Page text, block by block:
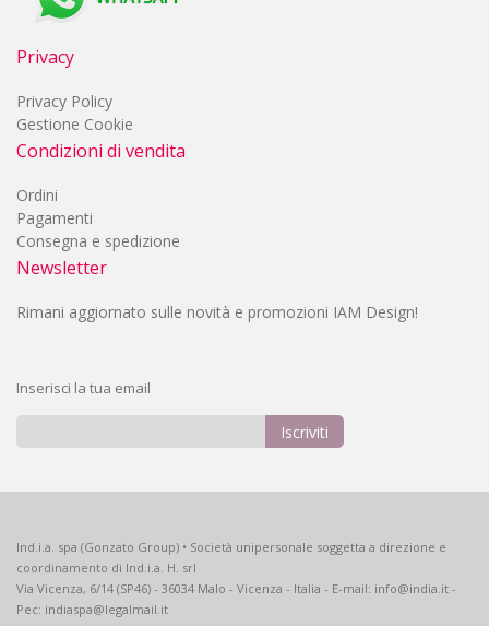
Privacy
Privacy Policy
Gestione Cookie
Condizioni di vendita
Ordini
Pagamenti
Consegna e spedizione
Newsletter
Rimani aggiornato sulle novità e promozioni IAM Design!
Inserisci la tua email
Newsletter:
Iscriviti
Ind.i.a. spa (Gonzato Group) • Società unipersonale soggetta a direzione e
coordinamento di Ind.i.a. H. srl
Via Vicenza, 6/14 (SP46) - 36034 Malo - Vicenza - Italia - E-mail: info@india.it -
Pec: indiaspa@legalmail.it